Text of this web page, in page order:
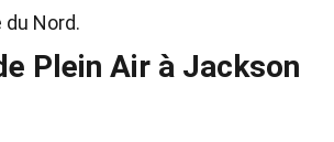
Nord.
Plein Air à Jackson